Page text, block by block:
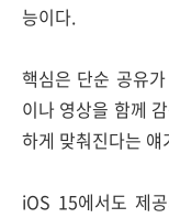
능이다.
핵심은 단순 공유
이나 영상을 함께
하게 맞춰진다는 얘
iOS 15에서도 제